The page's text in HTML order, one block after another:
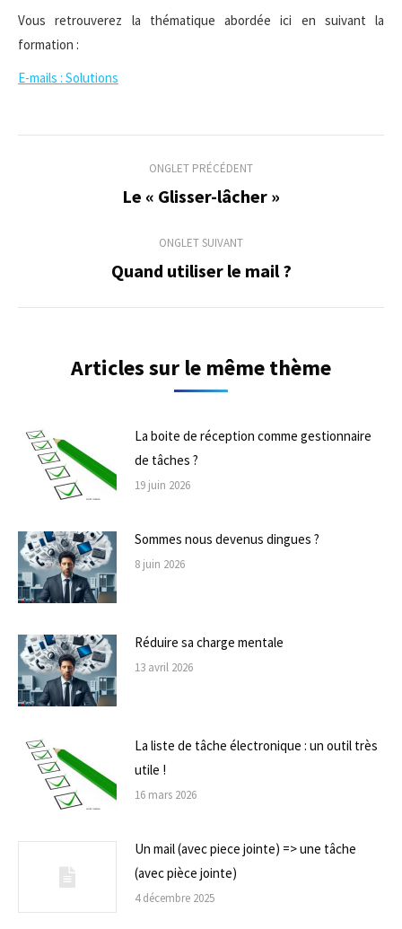
Vous retrouverez la thématique abordée ici en suivant la
formation :
E-mails : Solutions
commentaire
ONGLET PRÉCÉDENT
Onglet
Le « Glisser-lâcher »
ONGLET SUIVANT
Onglet
Quand utiliser le mail ?
Articles sur le même thème
La boite de réception comme gestionnaire
de tâches ?
19 juin 2026
Sommes nous devenus dingues ?
8 juin 2026
Réduire sa charge mentale
13 avril 2026
La liste de tâche électronique : un outil très
utile !
16 mars 2026
Un mail (avec piece jointe) => une tâche
(avec pièce jointe)
4 décembre 2025